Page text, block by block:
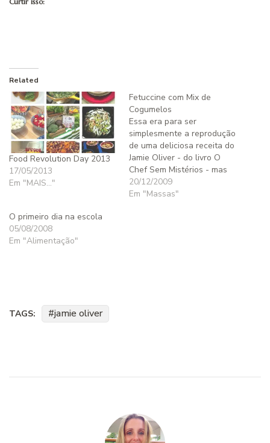
Related
Food Revolution Day 2013
17/05/2013
Em "MAIS..."
Fetuccine com Mix de
Cogumelos
Essa era para ser
simplesmente a reprodução
de uma deliciosa receita do
Jamie Oliver - do livro O
Chef Sem Mistérios - mas
eu fiz tantas alterações,
que praticamente posso
20/12/2009
Em "Massas"
O primeiro dia na escola
05/08/2008
Em "Alimentação"
TAGS: jamie oliver